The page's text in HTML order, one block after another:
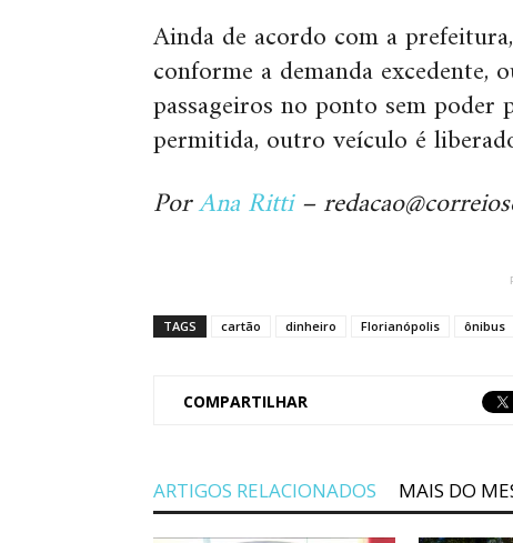
Ainda de acordo com a
conforme a demanda excedente,
passageiros no ponto sem
permitida, outro veículo é
PorAna Ritti–
TAGS cartão dinheiro Florianópolis ônibus
COMPARTILHAR
ARTIGOS RELACIONADOS MAIS DO